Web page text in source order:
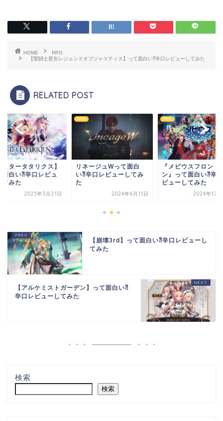
HOME
RPG
【聖闘士星矢レジェンドオブジャスティス】って面白い⁈辛口レビューしてみた
RELATED POST
スタータタリクス】
面白い⁈辛口レビュ
てみた
2025年3月21日
RPG
リネージュWって面白
い⁈辛口レビューしてみ
た
2024年6月11日
RPG
『メビウスフロント
ン』って面白い⁈辛
ビューしてみた
2024年12
【崩壊3rd】って面白い⁈辛口レビューし
てみた
【アルケミストガーデン】って面白い⁈
辛口レビューしてみた
検索
検索